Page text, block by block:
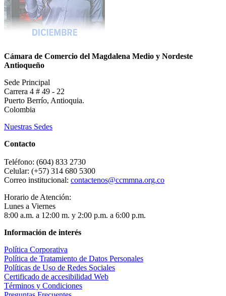
Cámara de Comercio del Magdalena Medio y Nordeste
Antioqueño
Sede Principal
Carrera 4 # 49 - 22
Puerto Berrío, Antioquia.
Colombia
Nuestras Sedes
Contacto
Teléfono: (604) 833 2730
Celular: (+57) 314 680 5300
Correo institucional: contactenos@ccmmna.org.co
Horario de Atención:
Lunes a Viernes
8:00 a.m. a 12:00 m. y 2:00 p.m. a 6:00 p.m.
Información de interés
Política Corporativa
Política de Tratamiento de Datos Personales
Políticas de Uso de Redes Sociales
Certificado de accesibilidad Web
Términos y Condiciones